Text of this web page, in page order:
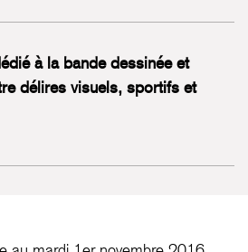
à la bande dessinée et
délires visuels, sportifs et